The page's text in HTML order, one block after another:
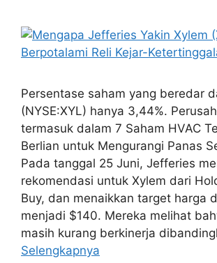
Persentase saham yang beredar
(NYSE:XYL) hanya 3,44%.
termasuk dalam 7 Saham HVAC
Berlian untuk Mengurangi Panas
Pada tanggal 25 Juni, Jefferies
rekomendasi untuk Xylem dari
Buy, dan menaikkan target harga
menjadi $140. Mereka melihat
masih kurang berkinerja
Selengkapnya